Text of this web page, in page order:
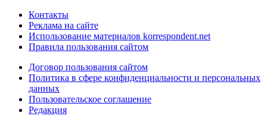
Контакты
Реклама на сайте
Использование материалов korrespondent.net
Правила пользования сайтом
Договор пользования сайтом
Политика в сфере конфиденциальности и персональных
данных
Пользовательское соглашение
Редакция